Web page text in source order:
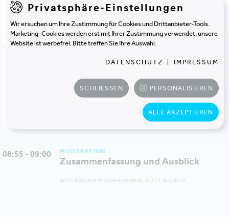
WOLFGANG MODEREGGER, BUILTWORLD
08:05 - 08:55 PANEL DISKUSSION
deutschen Universitäten aus?
KARL FRIEDL, GESCHÄFTSFÜHRER, M.O.O.CON
DR. SANDRA BREUER, GESCHÄFTSFÜHRERIN, COMBINE
MARTIN KRAMMER, CHIEF DEVELOPMENT OFFICER/
MITGLIED DER GESCHÄFTSFÜHRUNG, OFFCONSULT
08:55 - 09:00 MODERATION
Zusammenfassung und Ausblick
WOLFGANG MODEREGGER, BUILTWORLD
Privatsphäre-Einstellungen
Wir ersuchen um Ihre Zustimmung für Cookies und Drittanbieter-Tools.
Marketing-Cookies werden erst mit Ihrer Zustimmung verwendet, unsere
Website ist werbefrei. Bitte treffen Sie Ihre Auswahl.
DATENSCHUTZ IMPRESSUM
SCHLIESSEN PERSONALISIEREN
ALLE AKZEPTIEREN